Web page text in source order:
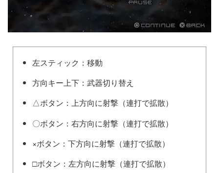
左スティック：移動
方向キー上下：武器切り替え
△ボタン：上方向に射撃（連打で拡散）
〇ボタン：右方向に射撃（連打で拡散）
×ボタン：下方向に射撃（連打で拡散）
□ボタン：左方向に射撃（連打で拡散）